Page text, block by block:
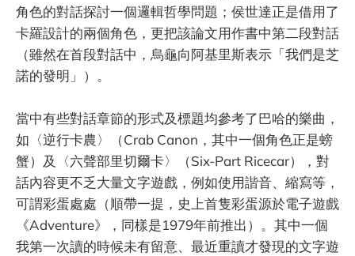
角色的對話探討一個邏輯哲學問題；侯世達正是借用了
卡羅設計的兩個角色，更把該論文用作書中第二段對話
（雖然在首段對話中，烏龜向阿基里斯表示「我們是芝
諾的發明」）。
當中有些對話章節的形式及標題均參考了巴哈的樂曲，
如〈逆行卡農〉（Crab Canon，其中一個角色正是螃
蟹）及〈六聲部里切爾卡〉（Six-Part Ricecar），對
話內容更不乏大量文字遊戲，例如使用諧音、縮寫等，
可謂彩蛋處處（順帶一提，史上首隻彩蛋源於電子遊戲
《Adventure》，同樣是1979年前推出）。其中一個
我第一次讀的時候未有留意、最近重讀才發現的文字遊